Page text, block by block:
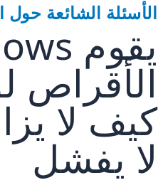
الأسئلة الشائعة حول
الأقراص
كيف لا
لا يفشل